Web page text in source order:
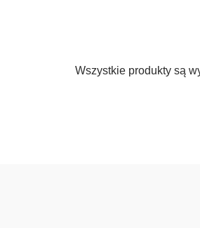
Wszystkie produkty są